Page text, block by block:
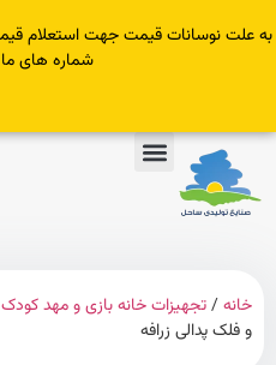
قیمت جهت استعلام قیمت و
شماره های ما تماس
تجهیزات خانه بازی و مهد کودک/بازی
زرافه